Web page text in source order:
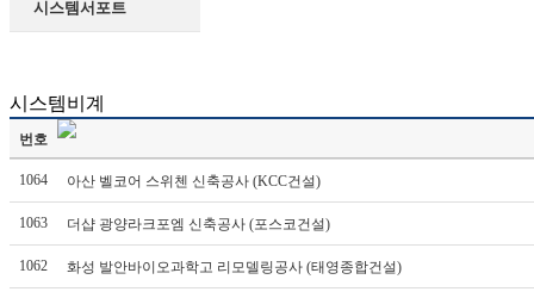
시스템서포트
시스템비계
번호
1064 아산 벨코어 스위첸 신축공사 (KCC건설)
1063 더샵 광양라크포엠 신축공사 (포스코건설)
1062 화성 발안바이오과학고 리모델링공사 (태영종합건설)